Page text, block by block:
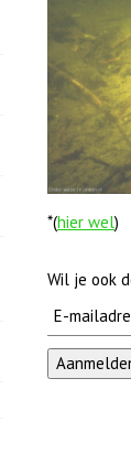
*(hier wel)
Wil je ook